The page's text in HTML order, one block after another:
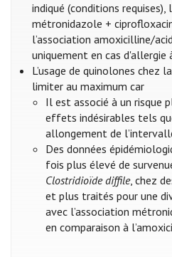
indiqué (conditions requises),
métronidazole +
l’association amoxicilline/
uniquement en cas d'allergie
L’usage de quinolones chez
limiter au maximum car
Il est associé à un risque
effets indésirables tels
allongement de
Des données
fois plus élevé de
Clostridioïde diffile, chez
et plus traités pour une
avec l’association
en comparaison à